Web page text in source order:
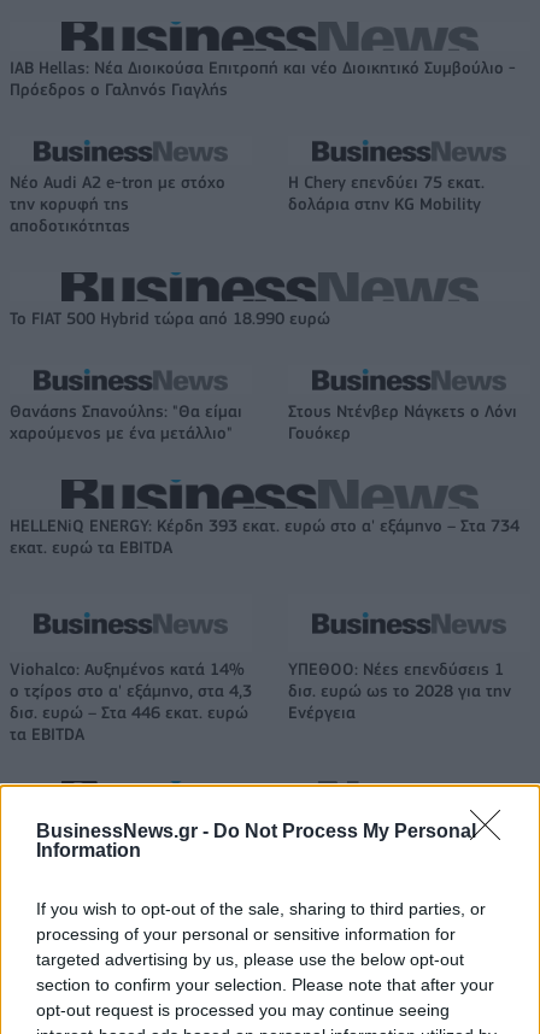
BusinessNews.gr - Do Not Process My Personal
Information
If you wish to opt-out of the sale, sharing to third parties, or
processing of your personal or sensitive information for
targeted advertising by us, please use the below opt-out
section to confirm your selection. Please note that after your
opt-out request is processed you may continue seeing
IAB Hellas: Νέα Διοικούσα Επιτροπή και νέο Διοικητικό Συμβούλιο -
Πρόεδρος ο Γαληνός Γιαγλής
Νέο Audi A2 e-tron με στόχο
την κορυφή της
αποδοτικότητας
Η Chery επενδύει 75 εκατ.
δολάρια στην KG Mobility
Το FIAT 500 Hybrid τώρα από 18.990 ευρώ
Θανάσης Σπανούλης: "Θα είμαι
χαρούμενος με ένα μετάλλιο"
Στους Ντένβερ Νάγκετς ο Λόνι
Γουόκερ
HELLENiQ ENERGY: Κέρδη 393 εκατ. ευρώ στο α' εξάμηνο – Στα 734
εκατ. ευρώ τα EBITDA
Viohalco: Αυξημένος κατά 14%
ο τζίρος στο α' εξάμηνο, στα 4,3
δισ. ευρώ – Στα 446 εκατ. ευρώ
τα EBITDA
ΥΠΕΘΟΟ: Νέες επενδύσεις 1
δισ. ευρώ ως το 2028 για την
Ενέργεια
Η συμφωνία Arval-Athlon αναδιαμορφώνει την αγορά leasing
VW: Η δύσκολη εξίσωση της
αναδιάρθρωσης
Alpha Bank: Για πρώτη φορά το
Αρχαίο Θέατρο Επιδαύρου
άνοιξε τις πύλες του σε όλους